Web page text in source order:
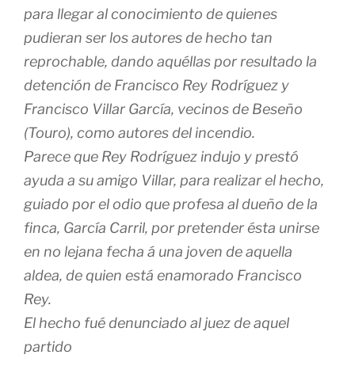
para llegar al conocimiento de quienes
pudieran ser los autores de hecho tan
reprochable, dando aquéllas por resultado la
detención de Francisco Rey Rodríguez y
Francisco Villar García, vecinos de Beseño
(Touro), como autores del incendio.
Parece que Rey Rodríguez indujo y prestó
ayuda a su amigo Villar, para realizar el hecho,
guiado por el odio que profesa al dueño de la
finca, García Carril, por pretender ésta unirse
en no lejana fecha á una joven de aquella
aldea, de quien está enamorado Francisco
Rey.
El hecho fué denunciado al juez de aquel
partido